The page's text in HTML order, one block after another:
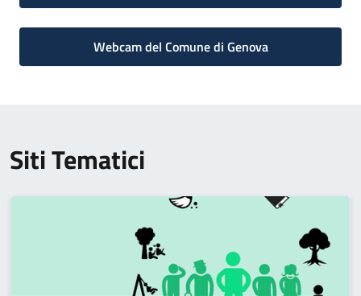
Webcam del Comune di Genova
Siti Tematici